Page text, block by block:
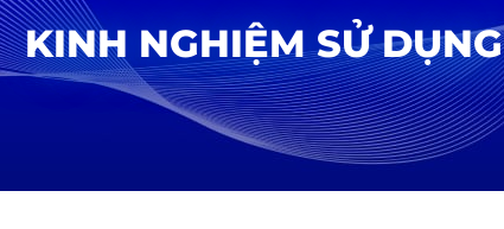
KINH NGHIỆM SỬ DỤNG